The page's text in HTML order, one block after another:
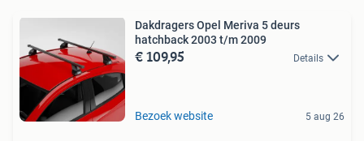
Dakdragers Opel Meriva 5 deurs
hatchback 2003 t/m 2009
€ 109,95 Details
Bezoek website 5 aug 26